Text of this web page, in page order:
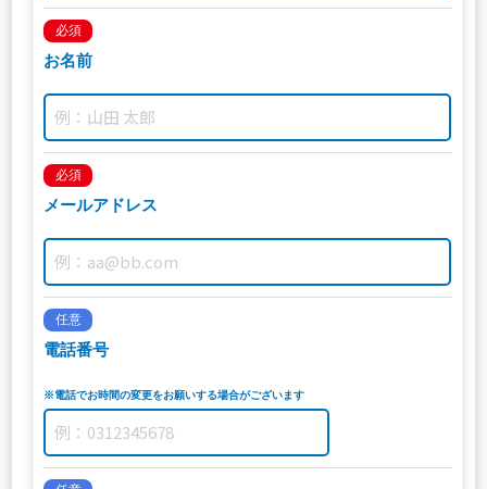
必須
お名前
必須
メールアドレス
任意
電話番号
※電話でお時間の変更をお願いする場合がございます